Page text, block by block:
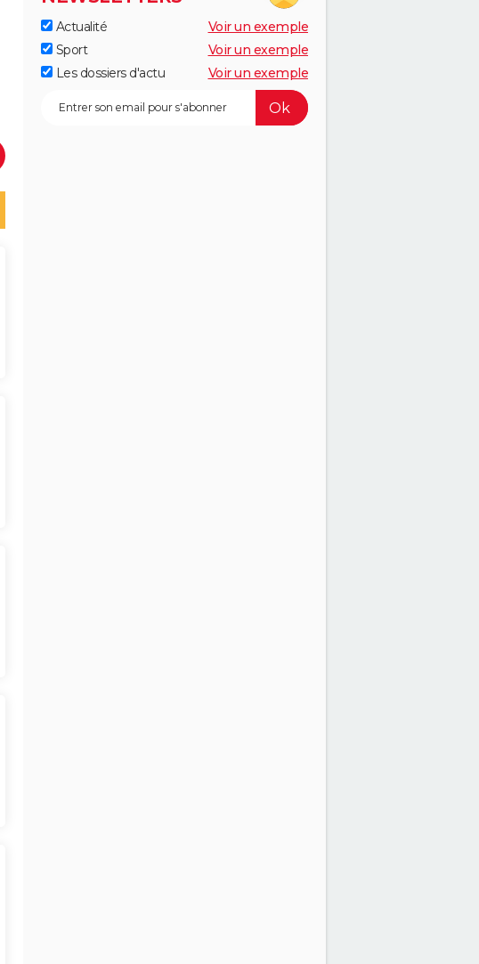
Actualité
Voir un exemple
Sport
Voir un exemple
Les dossiers d'actu
Voir un exemple